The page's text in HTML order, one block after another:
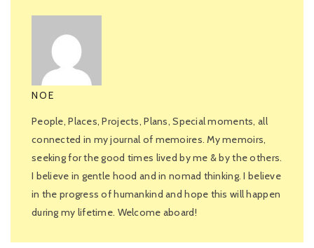
NOE
People, Places, Projects, Plans, Special moments, all
connected in my journal of memoires. My memoirs,
seeking for the good times lived by me & by the others.
I believe in gentle hood and in nomad thinking. I believe
in the progress of humankind and hope this will happen
during my lifetime. Welcome aboard!